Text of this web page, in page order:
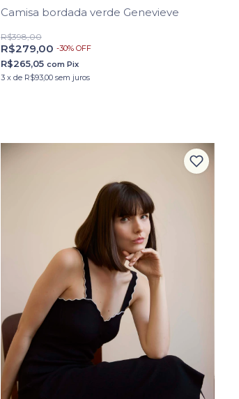
Camisa bordada verde Genevieve
R$279,00 -30% OFF
R$398,00
R$265,05 com Pix
3 x de R$93,00 sem juros